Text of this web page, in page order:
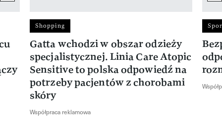
Shopping
Gatta wchodzi w obszar odzieży
specjalistycznej. Linia Care Atopic
Sensitive to polska odpowiedź na
potrzeby pacjentów z chorobami
skóry
Współpraca reklamowa